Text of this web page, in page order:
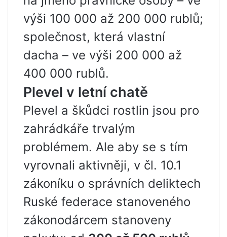
výši 100 000 až 200 000 rublů;
společnost, která vlastní
dacha – ve výši 200 000 až
400 000 rublů.
Plevel v letní chatě
Plevel a škůdci rostlin jsou pro
zahrádkáře trvalým
problémem. Ale aby se s tím
vyrovnali aktivněji, v čl. 10.1
zákoníku o správních deliktech
Ruské federace stanoveného
zákonodárcem stanoveny